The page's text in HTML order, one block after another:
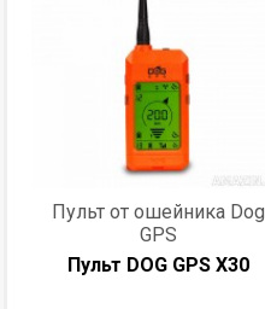
Пульт от ошейника Dog
GPS
Пульт DOG GPS X30